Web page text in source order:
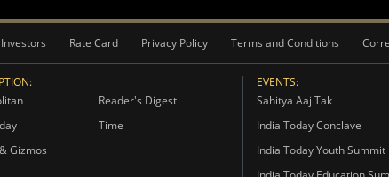
Investors Rate Card Privacy Policy Terms and Conditions
Reader's Digest
Time
Gizmos
EVENTS:
Sahitya Aaj Tak
India Today Conclave
India Today Youth Summit